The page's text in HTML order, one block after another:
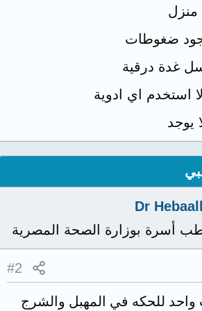
منزل
ضغوطات
غدة درقية
لا استخدم اي ادوية
يوجد
Dr
أسرة بوزارة الصحة المصرية
#2
للحكه في المهبل والشرج